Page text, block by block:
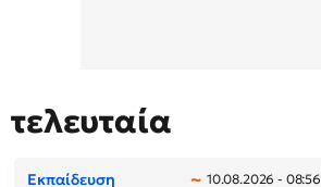
τελευταία
Εκπαίδευση 10.08.2026 - 08:56